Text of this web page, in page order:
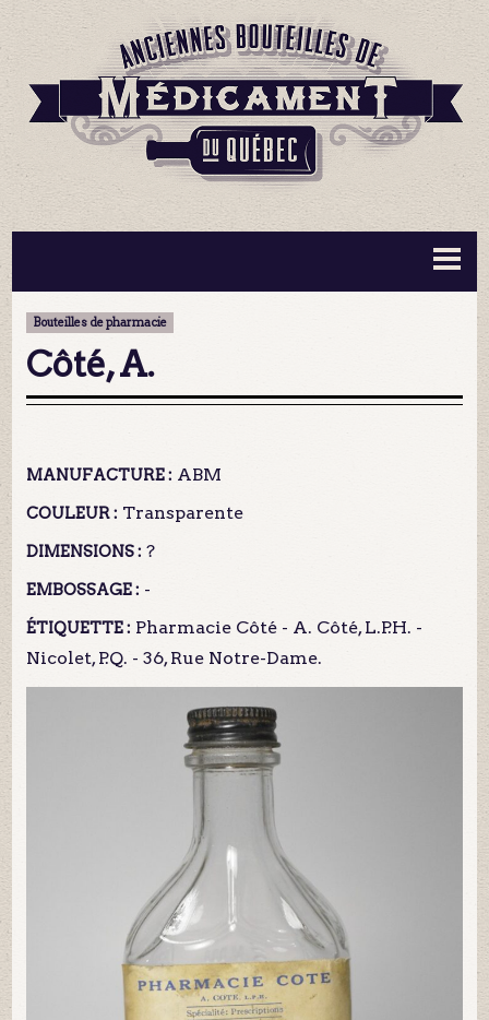
BOUTEILLES ▼
MA COLLECTION
Bouteilles de pharmacie
Côté, A.
MANUFACTURE : ABM
COULEUR : Transparente
DIMENSIONS : ?
EMBOSSAGE : -
ÉTIQUETTE : Pharmacie Côté - A. Côté, L.P.H. -
Nicolet, P.Q. - 36, Rue Notre-Dame.